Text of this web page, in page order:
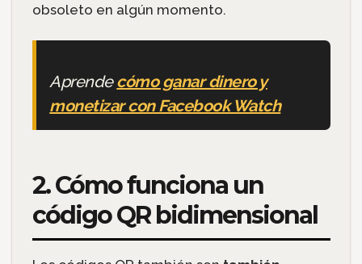
obsoleto en algún momento.
Aprendecómo ganar dinero y
monetizar con Facebook Watch
2. Cómo funciona un
código QR bidimensional